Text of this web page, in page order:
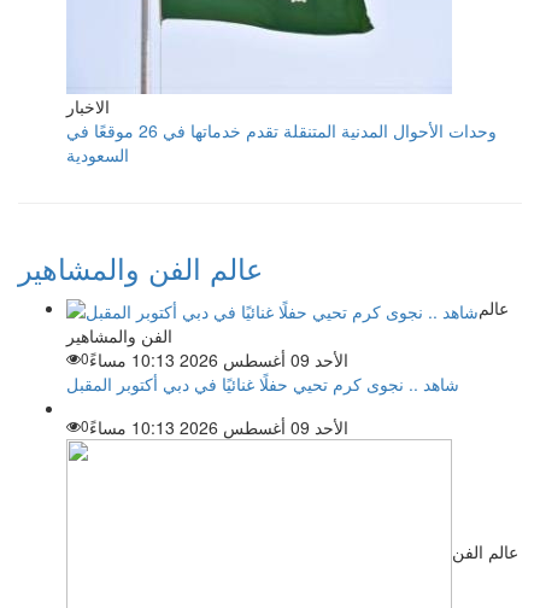
الاخبار
وحدات الأحوال المدنية المتنقلة تقدم خدماتها في 26 موقعًا في
السعودية
عالم الفن والمشاهير
عالم
الفن والمشاهير
الأحد 09 أغسطس 2026 10:13 مساءً
0
شاهد .. نجوى كرم تحيي حفلًا غنائيًا في دبي أكتوبر المقبل
الأحد 09 أغسطس 2026 10:13 مساءً
0
عالم الفن